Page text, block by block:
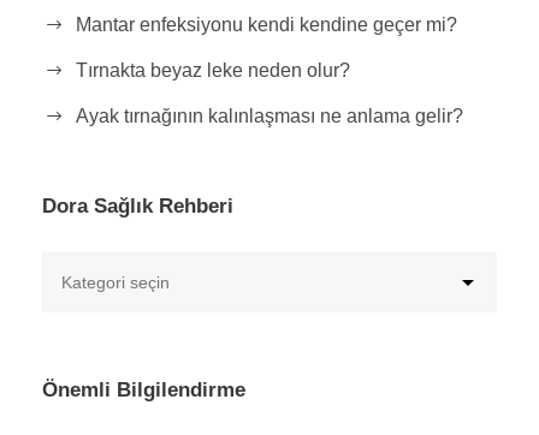
Mantar enfeksiyonu kendi kendine geçer mi?
Tırnakta beyaz leke neden olur?
Ayak tırnağının kalınlaşması ne anlama gelir?
Dora Sağlık Rehberi
Önemli Bilgilendirme